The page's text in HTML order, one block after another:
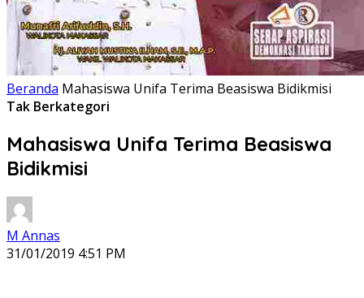
Beranda Mahasiswa Unifa Terima Beasiswa Bidikmisi
Tak Berkategori
Mahasiswa Unifa Terima Beasiswa
Bidikmisi
M Annas
31/01/2019 4:51 PM